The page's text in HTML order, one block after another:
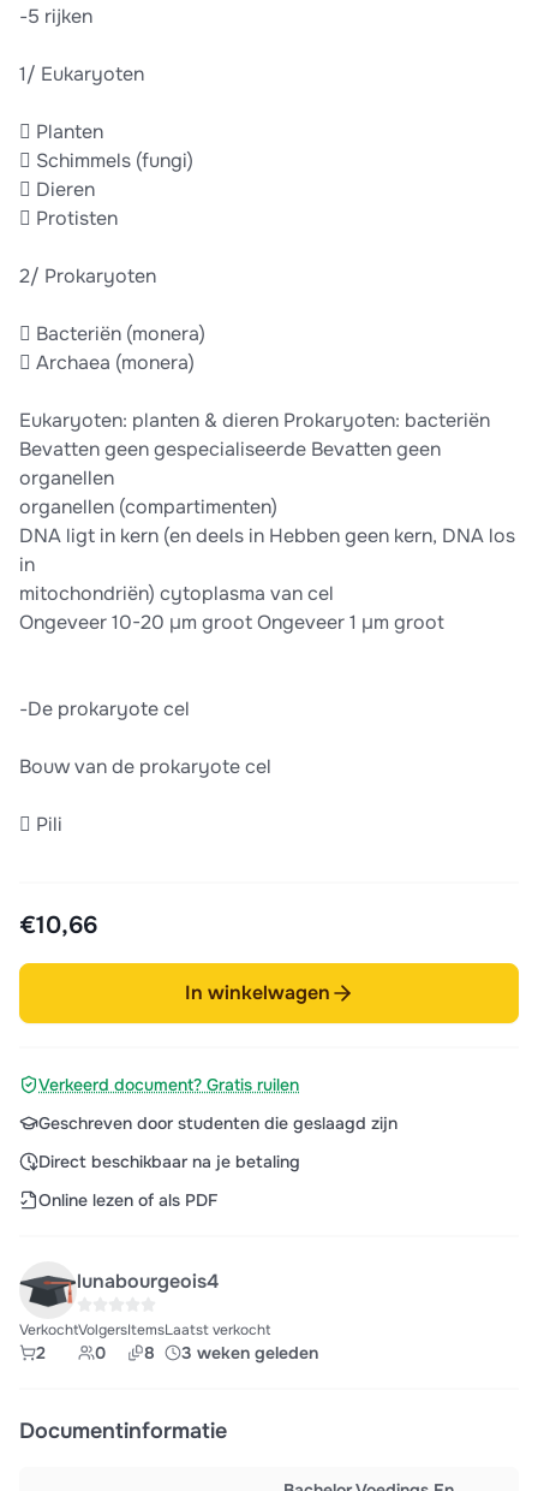
-5 rijken
1/ Eukaryoten
 Planten
 Schimmels (fungi)
 Dieren
 Protisten
2/ Prokaryoten
 Bacteriën (monera)
 Archaea (monera)
Eukaryoten: planten & dieren Prokaryoten: bacteriën
Bevatten geen gespecialiseerde Bevatten geen
organellen
organellen (compartimenten)
DNA ligt in kern (en deels in Hebben geen kern, DNA los
in
mitochondriën) cytoplasma van cel
Ongeveer 10-20 µm groot Ongeveer 1 µm groot
-De prokaryote cel
Bouw van de prokaryote cel
 Pili
€10,66
In winkelwagen
Verkeerd document? Gratis ruilen
Geschreven door studenten die geslaagd zijn
Direct beschikbaar na je betaling
Online lezen of als PDF
lunabourgeois4
Verkocht
2
Volgers
0
Items
8
Laatst verkocht
3 weken geleden
Documentinformatie